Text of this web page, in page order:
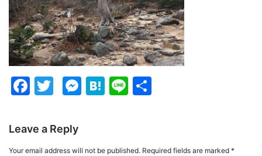
Facebook
Twitter
Messenger
Hatena
Line
Leave a Reply
Your email address will not be published. Required fields are marked *